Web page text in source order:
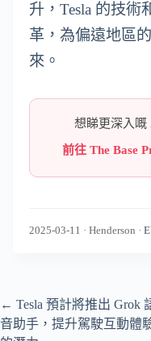
升，Tesla 的技
革，為偏遠地區
來。
想睇更深入嘅
前往 The Base
2025-03-11 · Henderson ·
← Tesla 預計將推出 Grok
音助手，提升駕駛互動體